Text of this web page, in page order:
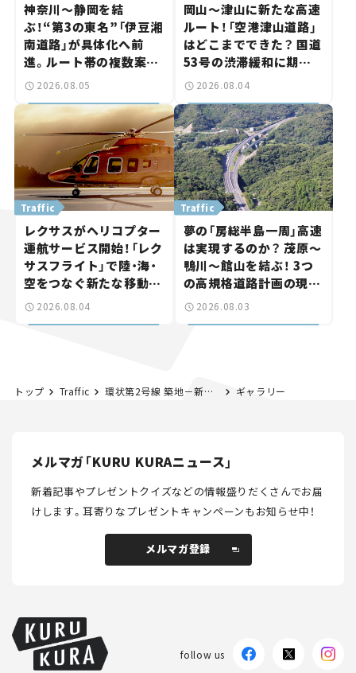
神奈川～静岡を結
ぶ！“第3の東名”「伊豆湘
南道路」が具体化へ前
進。ルート帯の複数案検
討へ。熱海まで信号ゼロ
道路計画】
2026.08.05
岡山～津山に新たな高速
ルート！「空港津山道路」
はどこまでできた？ 国道
53号の渋滞緩和に期待。
岡山市側でも動きが【い
2026.08.04
レクサスがヘリコプター
運航サービス開始！「レク
サスフライト」で陸・海・
空をつなぐ新たな移動体
験とは
Traffic
2026.08.04
夢の「房総半島一周」高速
は実現するのか？ 茂原～
鴨川～館山を結ぶ！ 3つ
の高規格道路計画の現
状。「館山鴨川道路」で検
Traffic
2026.08.03
トップ Traffic 環状第2号線 築地－新橋間の開通で晴海通りの渋滞は緩和した？ 気になる開通半年後の整備効果 ギャラリー
メルマガ「KURU KURAニュース」
新着記事やプレゼントクイズなどの情報盛りだくさんでお届
けします。耳寄りなプレゼントキャンペーンもお知らせ中！
メルマガ登録
follow us